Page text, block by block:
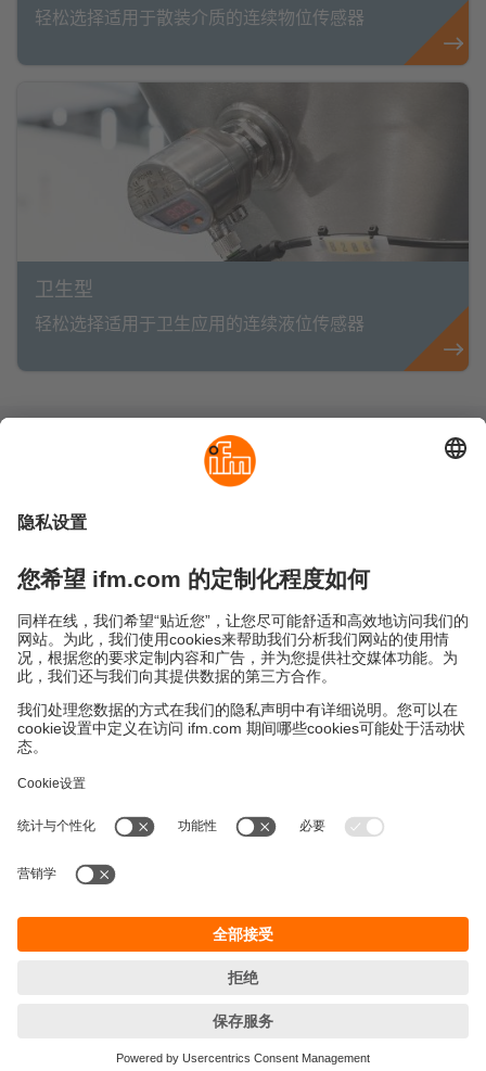
轻松选择适用于散装介质的连续物位传感器
卫生型
轻松选择适用于卫生应用的连续液位传感器
地点 (EN)
隐私政策
易福门电子(上海)有限公司
上海市浦东新区
盛夏路61弄1号楼6层
邮编: 201203
总机: 021 3813 4800
电子邮箱:info.cn@ifm.com
沪ICP备19047231号-1
沪公网安备31011502010310号
工作时间：
（节假日除外）
© ifm electronic gmbh 2026